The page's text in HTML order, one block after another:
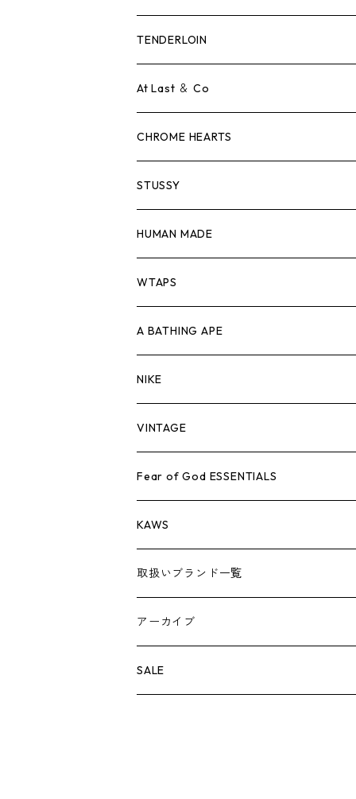
Tシャツ
ロンTEE
スウェット/ニット
シャツ
ジャケット
パンツ
キャップ・ハット
バッグ
シューズ
小物
コラボレーション
×THE NORTH FACE
×COMME des GARCONS
シーズンアイテム
26SS
25FW
BOX LOGOアイテム
パーカー/クルーネック
TENDERLOIN
Tシャツ
ロンTEE
スウェット/ニット
シャツ
ジャケット
パンツ
キャップ・ハット
バッグ
シューズ
小物
At Last ＆ Co
Tシャツ
ロンTEE
スウェット/ニット
シャツ
ジャケット
パンツ
キャップ・ハット
バッグ
シューズ
小物
CHROME HEARTS
Tシャツ
ロンTEE
スウェット/ニット
シャツ
ジャケット
パンツ
キャップ・ハット
バッグ
シューズ
小物
STUSSY
Tシャツ
ロンTEE
スウェット/ニット
シャツ
ジャケット
パンツ
キャップ・ハット
バッグ
シューズ
小物
HUMAN MADE
Tシャツ
ロンT
スウェット/ニット
シャツ
ジャケット
パンツ
キャップ
バッグ
小物
WTAPS
Tシャツ
ロンTEE
スウェット/ニット
シャツ
ジャケット
パンツ
キャップ・ハット
バッグ
A BATHING APE
Tシャツ
ロンTEE
スウェット/ニット
シャツ
ジャケット
パンツ
キャップ・ハット
NIKE
シューズ
AIR JORDAN 1
AIR JORDAN 3
アパレル・小物
VINTAGE
Tシャツ
ロンTEE
スウェット/ニット
ジャケット
パンツ
Fear of God ESSENTIALS
Tシャツ
ロンTEE
スウェット/ニット
シャツ
KAWS
アパレル
小物
取扱いブランド一覧
A
A BATHING APE
B
アーカイブ
SALE